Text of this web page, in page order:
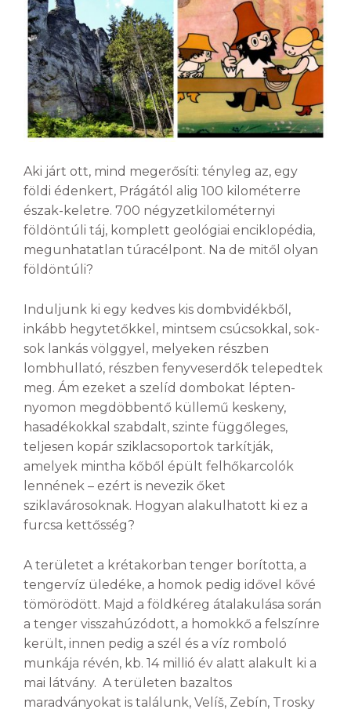
Aki járt ott, mind megerősíti: tényleg az, egy
földi édenkert, Prágától alig 100 kilométerre
észak-keletre. 700 négyzetkilométernyi
földöntúli táj, komplett geológiai enciklopédia,
megunhatatlan túracélpont. Na de mitől olyan
földöntúli?
Induljunk ki egy kedves kis dombvidékből,
inkább hegytetőkkel, mintsem csúcsokkal, sok-
sok lankás völggyel, melyeken részben
lombhullató, részben fenyveserdők telepedtek
meg. Ám ezeket a szelíd dombokat lépten-
nyomon megdöbbentő küllemű keskeny,
hasadékokkal szabdalt, szinte függőleges,
teljesen kopár sziklacsoportok tarkítják,
amelyek mintha kőből épült felhőkarcolók
lennének – ezért is nevezik őket
sziklavárosoknak. Hogyan alakulhatott ki ez a
furcsa kettősség?
A területet a krétakorban tenger borította, a
tengervíz üledéke, a homok pedig idővel kővé
tömörödött. Majd a földkéreg átalakulása során
a tenger visszahúzódott, a homokkő a felszínre
került, innen pedig a szél és a víz romboló
munkája révén, kb. 14 millió év alatt alakult ki a
mai látvány. A területen bazaltos
maradványokat is találunk, Velíš, Zebín, Trosky